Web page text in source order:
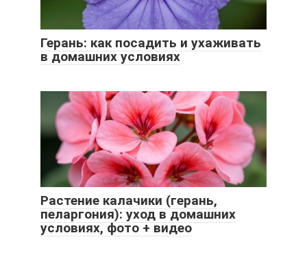
Герань: как посадить и ухаживать
в домашних условиях
Растение калачики (герань,
пеларгония): уход в домашних
условиях, фото + видео